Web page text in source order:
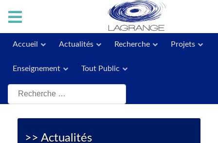
Accueil Actualités Recherche Projets
Enseignement Tout Public
Rechercher
>> Actualités